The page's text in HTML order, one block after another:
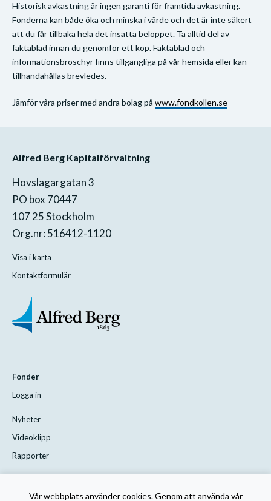
Historisk avkastning är ingen garanti för framtida avkastning.
Fonderna kan både öka och minska i värde och det är inte säkert
att du får tillbaka hela det insatta beloppet. Ta alltid del av
faktablad innan du genomför ett köp. Faktablad och
informationsbroschyr finns tillgängliga på vår hemsida eller kan
tillhandahållas brevledes.
Jämför våra priser med andra bolag på www.fondkollen.se
Alfred Berg Kapitalförvaltning
Hovslagargatan 3
PO box 70447
107 25 Stockholm
Org.nr: 516412-1120
Visa i karta
Kontaktformulär
Fonder
Logga in
Nyheter
Videoklipp
Rapporter
Kontakta oss
Vår webbplats använder cookies. Genom att använda vår